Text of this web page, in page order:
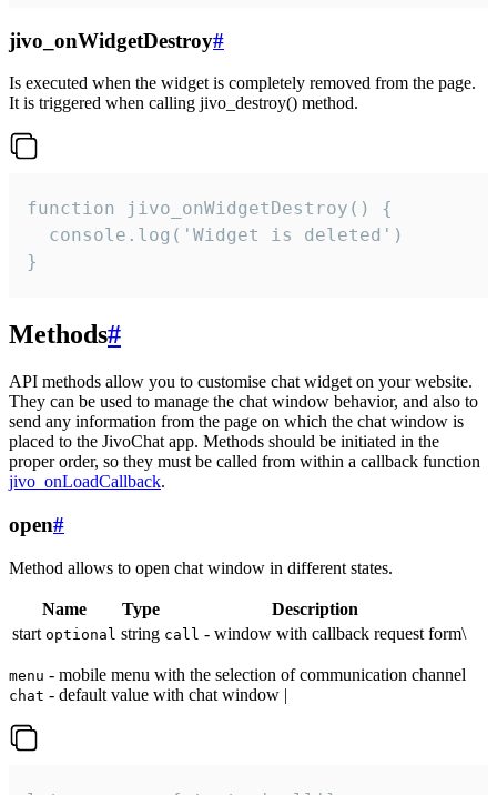
jivo_onWidgetDestroy#
Is executed when the widget is completely removed from the page.
It is triggered when calling jivo_destroy() method.
function jivo_onWidgetDestroy() {
  console.log('Widget is deleted')
}
Methods#
API methods allow you to customise chat widget on your website.
They can be used to manage the chat window behavior, and also to
send any information from the page on which the chat window is
placed to the JivoChat app. Methods should be initiated in the
proper order, so they must be called from within a callback function
jivo_onLoadCallback.
open#
Method allows to open chat window in different states.
Name Type
Description
start optional string call - window with callback request form\
menu - mobile menu with the selection of communication channel
chat - default value with chat window |